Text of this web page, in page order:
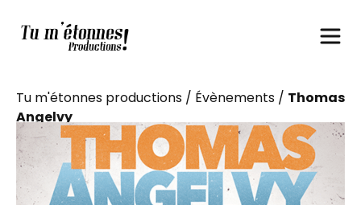
Tu m'étonnes productions / Évènements / Thomas
Angelvy